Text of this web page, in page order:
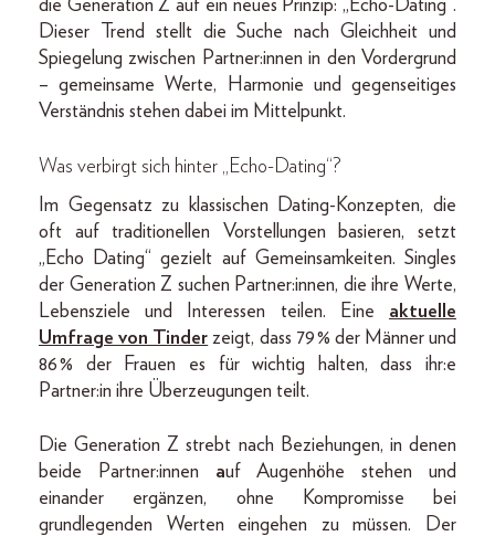
die Generation Z auf ein neues Prinzip: „Echo-Dating“.
Dieser Trend stellt die Suche nach Gleichheit und
Spiegelung zwischen Partner:innen in den Vordergrund
– gemeinsame Werte, Harmonie und gegenseitiges
Verständnis stehen dabei im Mittelpunkt.
Was verbirgt sich hinter „Echo-Dating“?
Im Gegensatz zu klassischen Dating-Konzepten, die
oft auf traditionellen Vorstellungen basieren, setzt
„Echo Dating“ gezielt auf Gemeinsamkeiten. Singles
der Generation Z suchen Partner:innen, die ihre Werte,
Lebensziele und Interessen teilen. Eine aktuelle
Umfrage von Tinder zeigt, dass 79 % der Männer und
86 % der Frauen es für wichtig halten, dass ihr:e
Partner:in ihre Überzeugungen teilt.
Die Generation Z strebt nach Beziehungen, in denen
beide Partner:innen auf Augenhöhe stehen und
einander ergänzen, ohne Kompromisse bei
grundlegenden Werten eingehen zu müssen. Der